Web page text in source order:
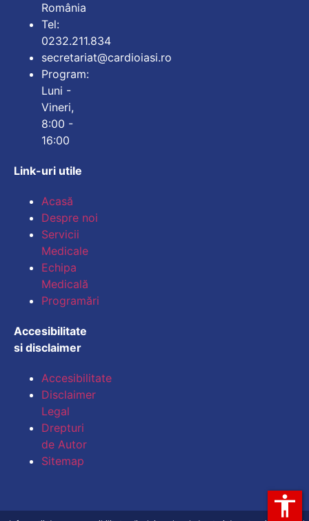
România
Tel:
0232.211.834
secretariat@cardioiasi.ro
Program:
Luni -
Vineri,
8:00 -
16:00
Link-uri utile
Acasă
Despre noi
Servicii
Medicale
Echipa
Medicală
Programări
Accesibilitate
si disclaimer
Accesibilitate
Disclaimer
Legal
Drepturi
de Autor
Sitemap
accessibility
Subliniază legăturile